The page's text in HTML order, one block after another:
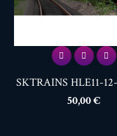
SKTRAINS HLE11-
Prix
50,00 €